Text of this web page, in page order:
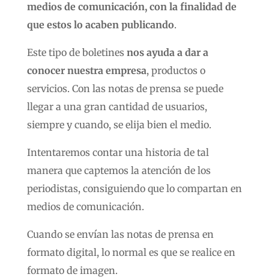
medios de comunicación, con la finalidad de
que estos lo acaben publicando.
Este tipo de boletines nos ayuda a dar a
conocer nuestra empresa, productos o
servicios. Con las notas de prensa se puede
llegar a una gran cantidad de usuarios,
siempre y cuando, se elija bien el medio.
Intentaremos contar una historia de tal
manera que captemos la atención de los
periodistas, consiguiendo que lo compartan en
medios de comunicación.
Cuando se envían las notas de prensa en
formato digital, lo normal es que se realice en
formato de imagen.